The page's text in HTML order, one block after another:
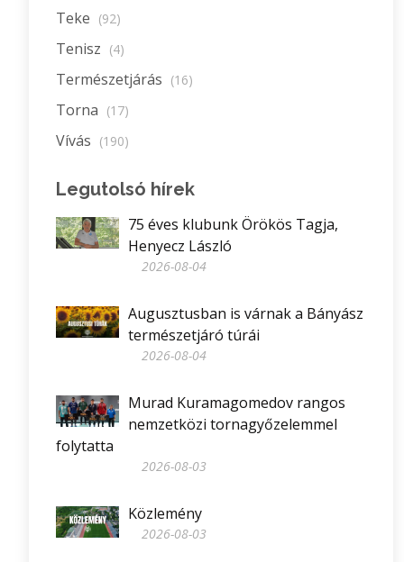
Teke (92)
Tenisz (4)
Természetjárás (16)
Torna (17)
Vívás (190)
Legutolsó hírek
75 éves klubunk Örökös Tagja,
Henyecz László
2026-08-04
Augusztusban is várnak a Bányász
természetjáró túrái
2026-08-04
Murad Kuramagomedov rangos
nemzetközi tornagyőzelemmel
folytatta
2026-08-03
Közlemény
2026-08-03